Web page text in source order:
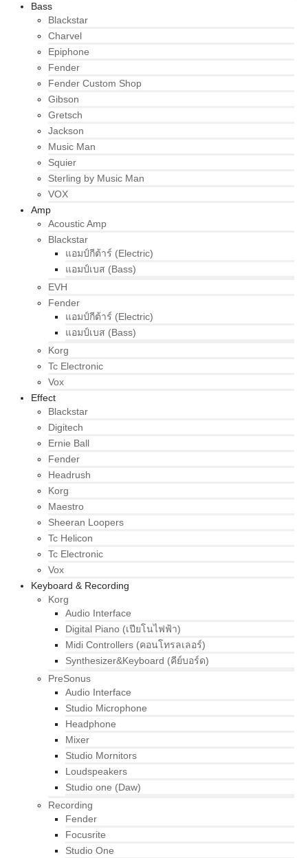
Bass
Blackstar
Charvel
Epiphone
Fender
Fender Custom Shop
Gibson
Gretsch
Jackson
Music Man
Squier
Sterling by Music Man
VOX
Amp
Acoustic Amp
Blackstar
แอมป์กีต้าร์ (Electric)
แอมป์เบส (Bass)
EVH
Fender
แอมป์กีต้าร์ (Electric)
แอมป์เบส (Bass)
Korg
Tc Electronic
Vox
Effect
Blackstar
Digitech
Ernie Ball
Fender
Headrush
Korg
Maestro
Sheeran Loopers
Tc Helicon
Tc Electronic
Vox
Keyboard & Recording
Korg
Audio Interface
Digital Piano (เปียโนไฟฟ้า)
Midi Controllers (คอนโทรลเลอร์)
Synthesizer&Keyboard (คีย์บอร์ด)
PreSonus
Audio Interface
Studio Microphone
Headphone
Mixer
Studio Mornitors
Loudspeakers
Studio one (Daw)
Recording
Fender
Focusrite
Studio One